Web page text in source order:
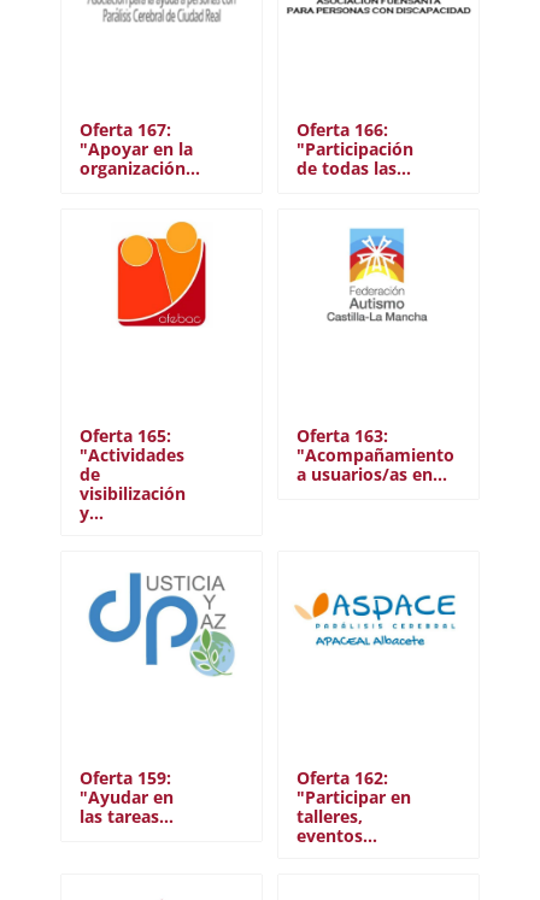
Oferta 167:
"Apoyar en la
organización…
Oferta 166:
"Participación
de todas las…
Oferta 165:
"Actividades
de
visibilización
y…
Oferta 163:
"Acompañamiento
a usuarios/as en…
Oferta 159:
"Ayudar en
las tareas…
Oferta 162:
"Participar en
talleres,
eventos…